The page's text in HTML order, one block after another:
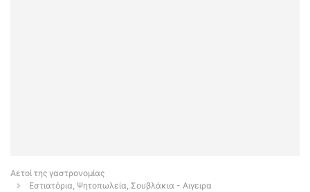
Αετοί της γαστρονομίας
Εστιατόρια, Ψητοπωλεία, Σουβλάκια - Αιγειρα